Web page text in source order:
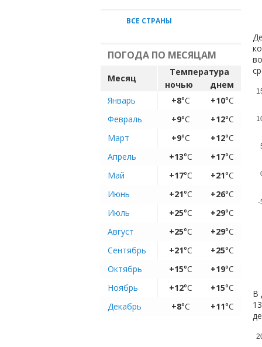
ВСЕ СТРАНЫ
ПОГОДА ПО МЕСЯЦАМ
Месяц
Температура
ночью
днем
Январь
+8°C +10°C
Февраль
+9°C +12°C
Март
+9°C +12°C
Апрель
+13°C +17°C
Май
+17°C +21°C
Июнь
+21°C +26°C
Июль
+25°C +29°C
Август
+25°C +29°C
Сентябрь
+21°C +25°C
Октябрь
+15°C +19°C
Ноябрь
+12°C +15°C
Декабрь
+8°C +11°C
-
В